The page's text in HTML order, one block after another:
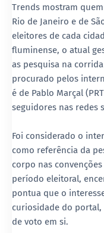
Trends mostram
Rio de Janeiro e de
eleitores de cada
fluminense, o atual
as pesquisa na
procurado pelos
é de Pablo Marçal
seguidores nas redes
Foi considerado o
como referência da
corpo nas
período eleitoral,
pontua que o
curiosidade do portal,
de voto em si.